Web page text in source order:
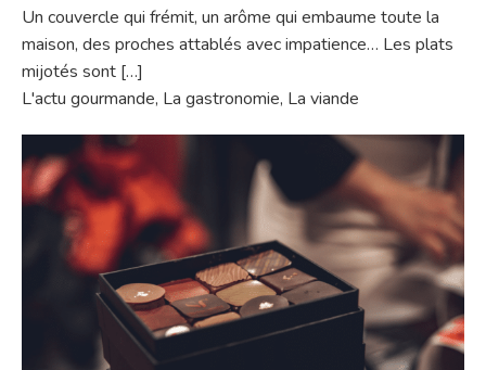
Un couvercle qui frémit, un arôme qui embaume toute la
maison, des proches attablés avec impatience… Les plats
mijotés sont […]
L'actu gourmande, La gastronomie, La viande